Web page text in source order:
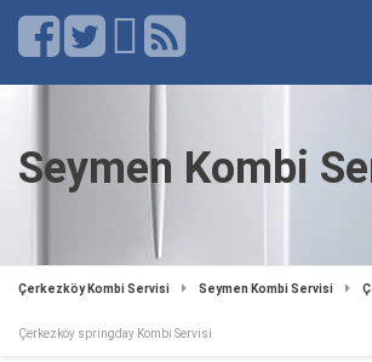
Seymen Kombi
Çerkezköy Kombi Servisi Seymen Kombi Servisi
Çerkezköy springday Kombi Servisi